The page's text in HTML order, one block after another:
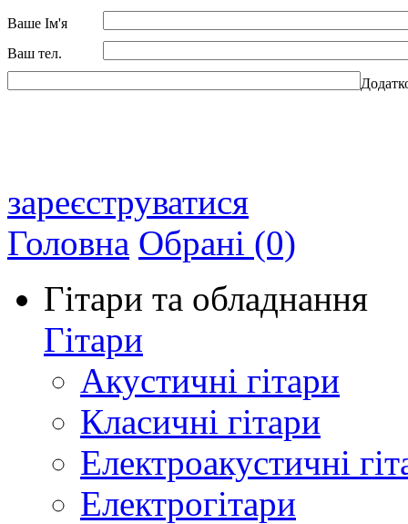
Ваше Ім'я
Ваш тел.
зареєструватися
Головна Обрані (0)
Гітари та обладнання
Гітари
Акустичні гітари
Класичні гітари
Електроакустичні
Електрогітари